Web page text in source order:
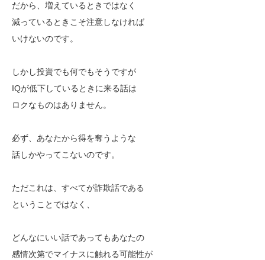
だから、増えているときではなく
減っているときこそ注意しなければ
いけないのです。
しかし投資でも何でもそうですが
IQが低下しているときに来る話は
ロクなものはありません。
必ず、あなたから得を奪うような
話しかやってこないのです。
ただこれは、すべてが詐欺話である
ということではなく、
どんなにいい話であってもあなたの
感情次第でマイナスに触れる可能性が